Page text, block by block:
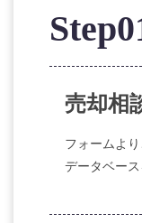
売却相
フォームよ
データベース